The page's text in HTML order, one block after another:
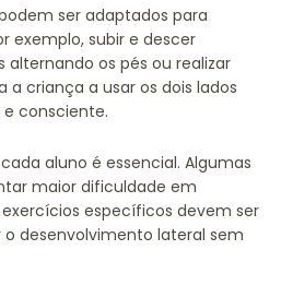
ser adaptados para
exemplo, subir e descer
os pés ou realizar
a criança a usar os dois lados
consciente.
aluno é essencial. Algumas
maior dificuldade em
específicos devem ser
desenvolvimento lateral sem